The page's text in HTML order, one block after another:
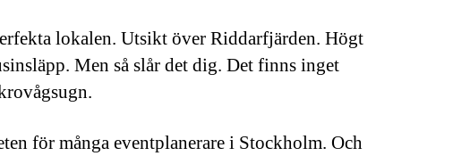
lokalen. Utsikt över Riddarfjärden. Högt
Men så slår det dig. Det finns inget
för många eventplanerare i Stockholm. Och